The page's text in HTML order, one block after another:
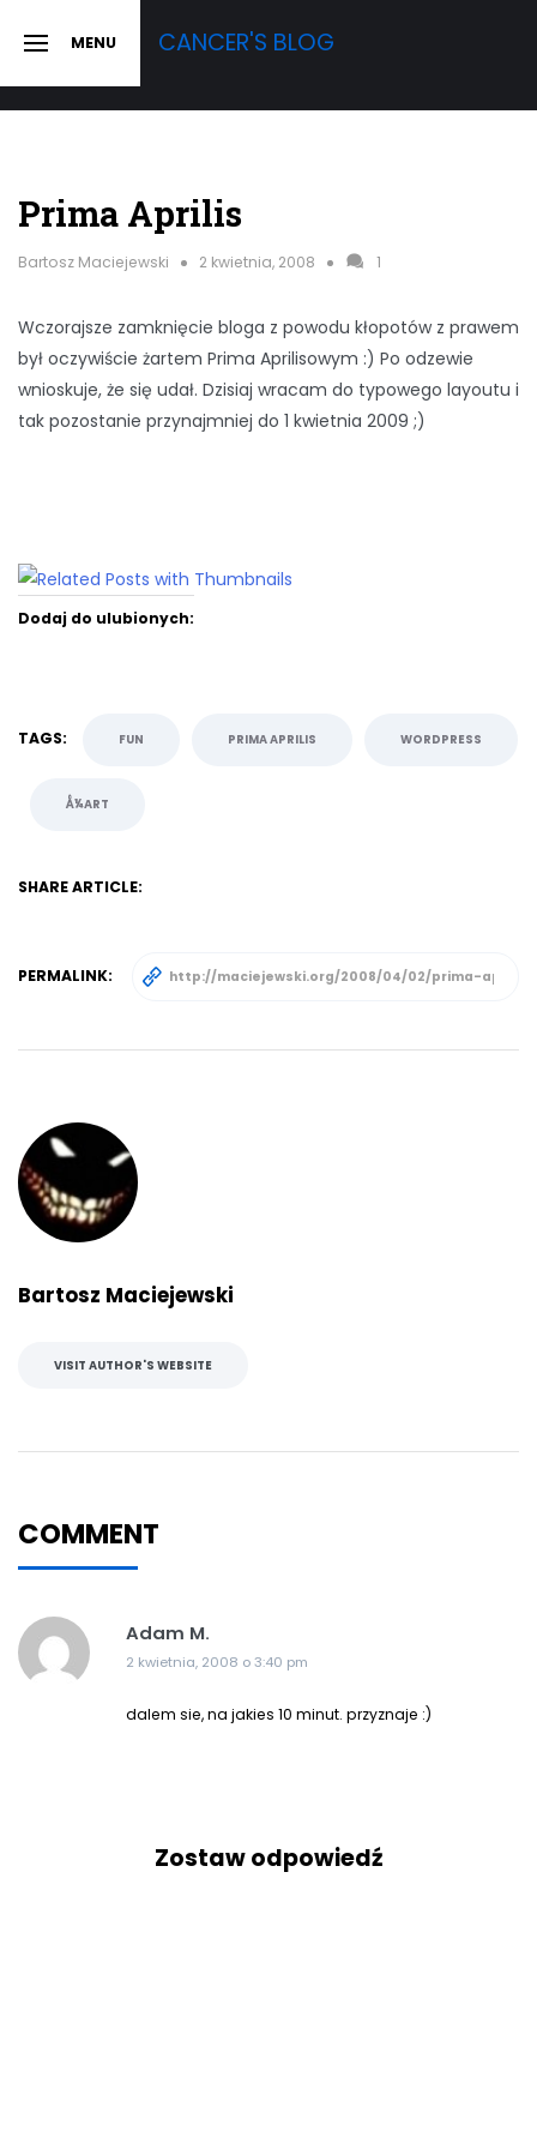
SLIDE MENU CANCER'S BLOG
Prima Aprilis
Bartosz Maciejewski 2 kwietnia, 2008 1
Wczorajsze zamknięcie bloga z powodu kłopotów z prawem
był oczywiście żartem Prima Aprilisowym :) Po odzewie
wnioskuje, że się udał. Dzisiaj wracam do typowego layoutu i
tak pozostanie przynajmniej do 1 kwietnia 2009 ;)
Dodaj do ulubionych:
TAGS: FUN PRIMA APRILIS WORDPRESS
Å¼ART
SHARE ARTICLE:
PERMALINK:
Bartosz Maciejewski
VISIT AUTHOR'S WEBSITE
COMMENT
Adam M.
2 kwietnia, 2008 o 3:40 pm
dalem sie, na jakies 10 minut. przyznaje :)
Zostaw odpowiedź